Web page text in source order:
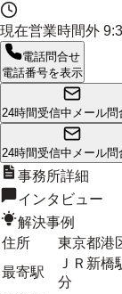
現在営業時間外
電話問合せ
電話番号を表示
24時間受信中 メール問
24時間受信中 メール問
事務所詳細
インタビュー
解決事例
住所
東京都港
最寄駅
ＪＲ新
分